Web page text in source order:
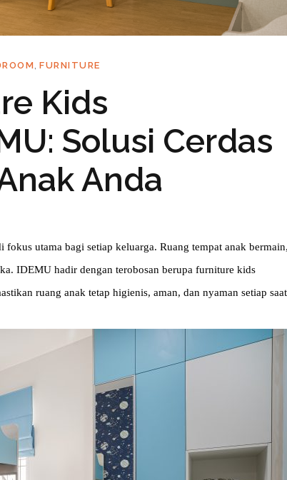
, FURNITURE
Kids
Solusi Cerdas
Anda
utama bagi setiap keluarga. Ruang tempat anak
IDEMU hadir dengan terobosan berupa furniture kids
ruang anak tetap higienis, aman, dan nyaman setiap